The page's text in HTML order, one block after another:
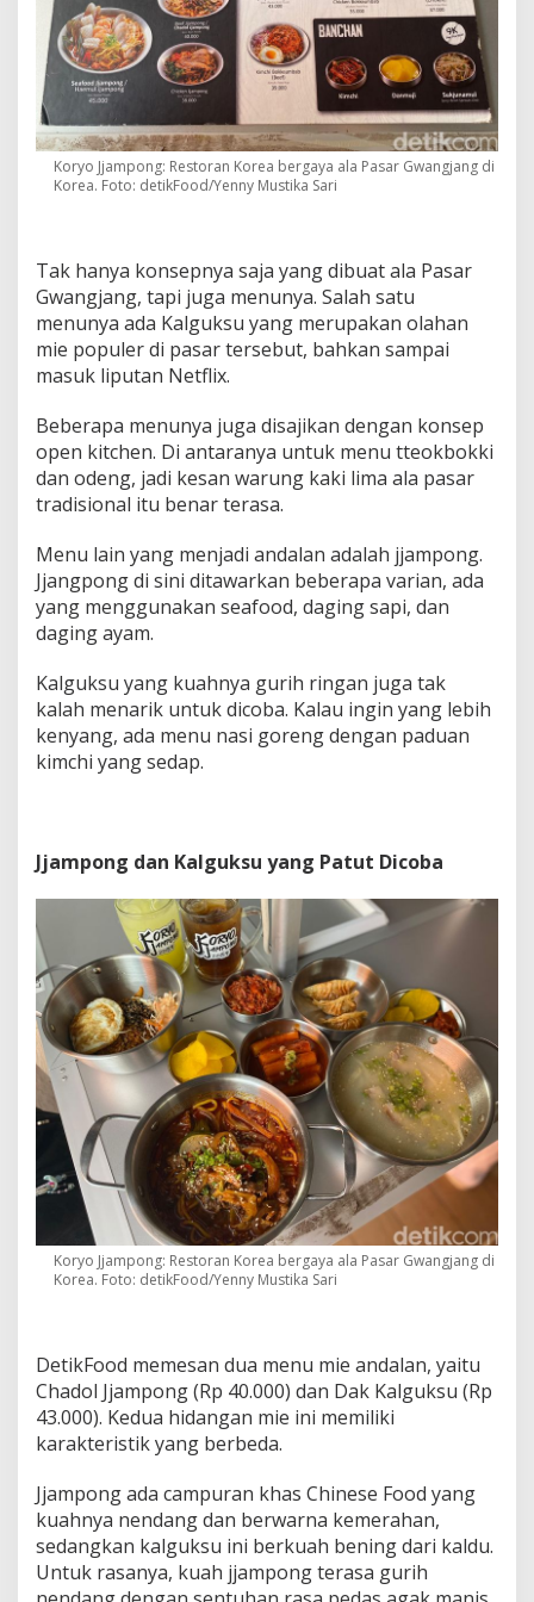
Koryo Jjampong: Restoran Korea bergaya ala Pasar Gwangjang di
Korea. Foto: detikFood/Yenny Mustika Sari
Tak hanya konsepnya saja yang dibuat ala Pasar
Gwangjang, tapi juga menunya. Salah satu
menunya ada Kalguksu yang merupakan olahan
mie populer di pasar tersebut, bahkan sampai
masuk liputan Netflix.
Beberapa menunya juga disajikan dengan konsep
open kitchen. Di antaranya untuk menu tteokbokki
dan odeng, jadi kesan warung kaki lima ala pasar
tradisional itu benar terasa.
Menu lain yang menjadi andalan adalah jjampong.
Jjangpong di sini ditawarkan beberapa varian, ada
yang menggunakan seafood, daging sapi, dan
daging ayam.
Kalguksu yang kuahnya gurih ringan juga tak
kalah menarik untuk dicoba. Kalau ingin yang lebih
kenyang, ada menu nasi goreng dengan paduan
kimchi yang sedap.
Jjampong dan Kalguksu yang Patut Dicoba
Koryo Jjampong: Restoran Korea bergaya ala Pasar Gwangjang di
Korea. Foto: detikFood/Yenny Mustika Sari
DetikFood memesan dua menu mie andalan, yaitu
Chadol Jjampong (Rp 40.000) dan Dak Kalguksu (Rp
43.000). Kedua hidangan mie ini memiliki
karakteristik yang berbeda.
Jjampong ada campuran khas Chinese Food yang
kuahnya nendang dan berwarna kemerahan,
sedangkan kalguksu ini berkuah bening dari kaldu.
Untuk rasanya, kuah jjampong terasa gurih